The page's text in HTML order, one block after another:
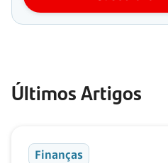
Últimos Artigos
Finanças